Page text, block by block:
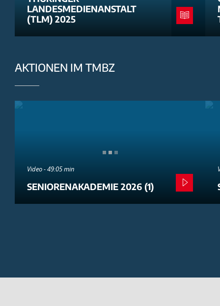
LANDESMEDIENANSTALT
(TLM) 2025
AKTIONEN IM TMBZ
Video - 49:05 min
SENIORENAKADEMIE 2026 (1)